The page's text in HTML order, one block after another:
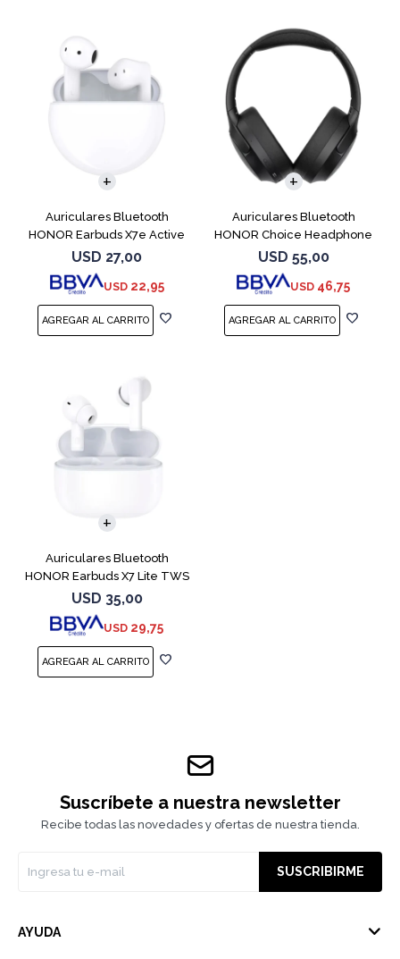
Auriculares Bluetooth
HONOR Earbuds X7e Active
TWS White
USD 27,00
USD 22,95
Auriculares Bluetooth
HONOR Choice Headphone
Black
USD 55,00
USD 46,75
Auriculares Bluetooth
HONOR Earbuds X7 Lite TWS
White
USD 35,00
USD 29,75
Suscríbete a nuestra newsletter
Recibe todas las novedades y ofertas de nuestra tienda.
SUSCRIBIRME
AYUDA